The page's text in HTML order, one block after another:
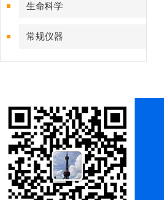
生命科学
常规仪器